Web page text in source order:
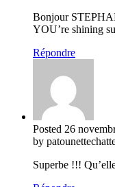
Bonjour
YOU’re shining
Répondre
Posted 26
by
Superbe !!!